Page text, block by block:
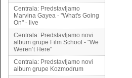
Centrala: Predstavljamo
Marvina Gayea - "What's Going
On" - live
Centrala: Predstavljamo novi
album grupe Film School - "We
Weren’t Here"
Centrala: Predstavljamo novi
album grupe Kozmodrum